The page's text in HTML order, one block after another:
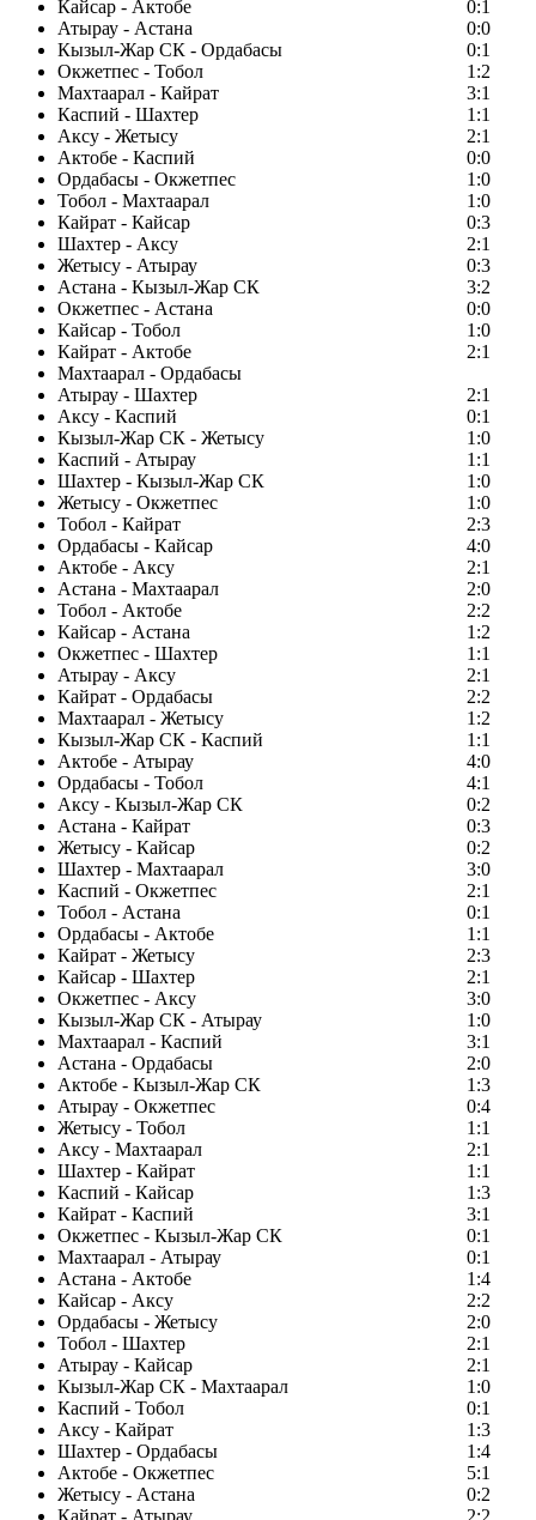
Кайсар - Актобе
0:1
Атырау - Астана
0:0
Кызыл-Жар СК - Ордабасы
0:1
Окжетпес - Тобол
1:2
Махтаарал - Кайрат
3:1
Каспий - Шахтер
1:1
Аксу - Жетысу
2:1
Актобе - Каспий
0:0
Ордабасы - Окжетпес
1:0
Тобол - Махтаарал
1:0
Кайрат - Кайсар
0:3
Шахтер - Аксу
2:1
Жетысу - Атырау
0:3
Астана - Кызыл-Жар СК
3:2
Окжетпес - Астана
0:0
Кайсар - Тобол
1:0
Кайрат - Актобе
2:1
Махтаарал - Ордабасы
Атырау - Шахтер
2:1
Аксу - Каспий
0:1
Кызыл-Жар СК - Жетысу
1:0
Каспий - Атырау
1:1
Шахтер - Кызыл-Жар СК
1:0
Жетысу - Окжетпес
1:0
Тобол - Кайрат
2:3
Ордабасы - Кайсар
4:0
Актобе - Аксу
2:1
Астана - Махтаарал
2:0
Тобол - Актобе
2:2
Кайсар - Астана
1:2
Окжетпес - Шахтер
1:1
Атырау - Аксу
2:1
Кайрат - Ордабасы
2:2
Махтаарал - Жетысу
1:2
Кызыл-Жар СК - Каспий
1:1
Актобе - Атырау
4:0
Ордабасы - Тобол
4:1
Аксу - Кызыл-Жар СК
0:2
Астана - Кайрат
0:3
Жетысу - Кайсар
0:2
Шахтер - Махтаарал
3:0
Каспий - Окжетпес
2:1
Тобол - Астана
0:1
Ордабасы - Актобе
1:1
Кайрат - Жетысу
2:3
Кайсар - Шахтер
2:1
Окжетпес - Аксу
3:0
Кызыл-Жар СК - Атырау
1:0
Махтаарал - Каспий
3:1
Астана - Ордабасы
2:0
Актобе - Кызыл-Жар СК
1:3
Атырау - Окжетпес
0:4
Жетысу - Тобол
1:1
Аксу - Махтаарал
2:1
Шахтер - Кайрат
1:1
Каспий - Кайсар
1:3
Кайрат - Каспий
3:1
Окжетпес - Кызыл-Жар СК
0:1
Махтаарал - Атырау
0:1
Астана - Актобе
1:4
Кайсар - Аксу
2:2
Ордабасы - Жетысу
2:0
Тобол - Шахтер
2:1
Атырау - Кайсар
2:1
Кызыл-Жар СК - Махтаарал
1:0
Каспий - Тобол
0:1
Аксу - Кайрат
1:3
Шахтер - Ордабасы
1:4
Актобе - Окжетпес
5:1
Жетысу - Астана
0:2